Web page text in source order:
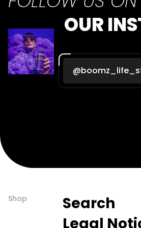
OUR
Shop
Search
Legal